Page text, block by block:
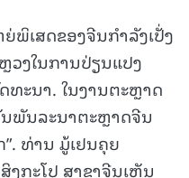
ເສດຂອງຈີນກຳລັງເປັ່ງ
ງໃນການປ່ຽນແປງ
ະນາ. ໃນງານຕະຫຼາດ
ພັນລະນາຕະຫຼາດຈີນ
ທ່ານ ມູ້ເຢນຄຸຍ
ກະໂປ ສາຂາຈີນເຫັນ